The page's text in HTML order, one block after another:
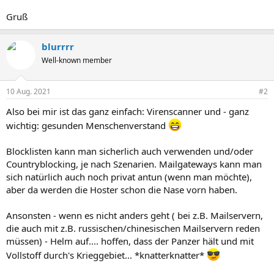
Gruß
blurrrr
Well-known member
10 Aug. 2021 #2
Also bei mir ist das ganz einfach: Virenscanner und - ganz
wichtig: gesunden Menschenverstand
Blocklisten kann man sicherlich auch verwenden und/oder
Countryblocking, je nach Szenarien. Mailgateways kann man
sich natürlich auch noch privat antun (wenn man möchte),
aber da werden die Hoster schon die Nase vorn haben.
Ansonsten - wenn es nicht anders geht ( bei z.B. Mailservern,
die auch mit z.B. russischen/chinesischen Mailservern reden
müssen) - Helm auf.... hoffen, dass der Panzer hält und mit
Vollstoff durch's Krieggebiet... *knatterknatter*